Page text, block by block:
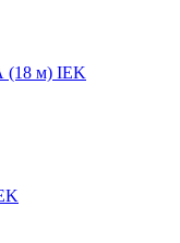
(18 м) IEK